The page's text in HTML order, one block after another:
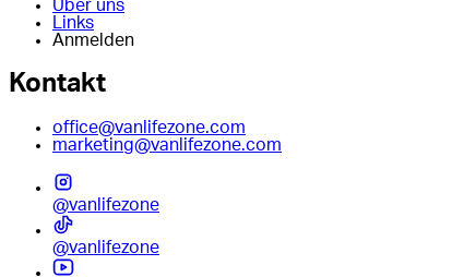
Über uns
Links
Anmelden
Kontakt
office@vanlifezone.com
marketing@vanlifezone.com
@vanlifezone
@vanlifezone